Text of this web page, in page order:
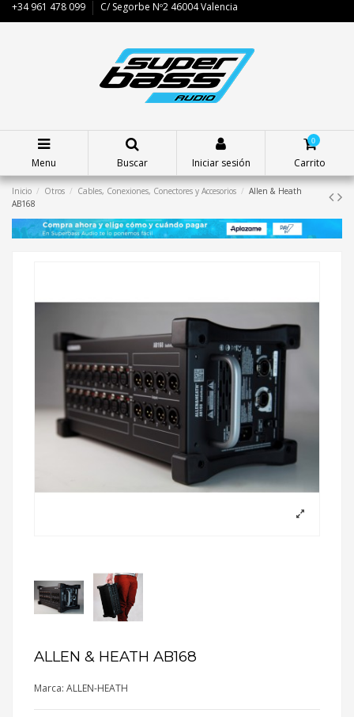
+34 961 478 099 C/ Segorbe Nº2 46004 Valencia
Menu Buscar Iniciar sesión
0
Carrito
Inicio Otros Cables, Conexiones, Conectores y Accesorios
Allen & Heath
AB168
ALLEN & HEATH AB168
Marca: ALLEN-HEATH